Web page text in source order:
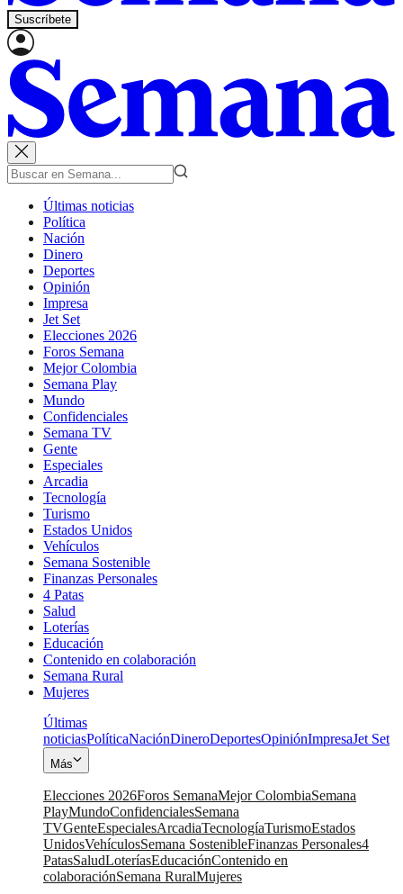
Suscríbete
Últimas noticias
Política
Nación
Dinero
Deportes
Opinión
Impresa
Jet Set
Elecciones 2026
Foros Semana
Mejor Colombia
Semana Play
Mundo
Confidenciales
Semana TV
Gente
Especiales
Arcadia
Tecnología
Turismo
Estados Unidos
Vehículos
Semana Sostenible
Finanzas Personales
4 Patas
Salud
Loterías
Educación
Contenido en colaboración
Semana Rural
Mujeres
Últimas
noticiasPolíticaNaciónDineroDeportesOpiniónImpresaJet Set
Más
Elecciones 2026Foros SemanaMejor ColombiaSemana
PlayMundoConfidencialesSemana
TVGenteEspecialesArcadiaTecnologíaTurismoEstados
UnidosVehículosSemana SostenibleFinanzas Personales4
PatasSaludLoteríasEducaciónContenido en
colaboraciónSemana RuralMujeres